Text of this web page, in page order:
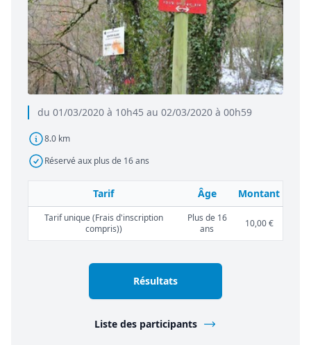
du 01/03/2020 à 10h45 au 02/03/2020 à 00h59
8.0 km
Réservé aux plus de 16 ans
Tarif Âge Montant
Tarif unique (Frais d'inscription
compris))
Plus de 16
ans
10,00 €
Résultats
Liste des participants